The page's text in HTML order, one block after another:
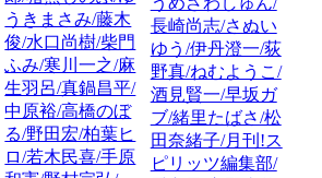
うきまさみ/藤木
俊/水口尚樹/柴門
ふみ/寒川一之/麻
生羽呂/真鍋昌平/
中原裕/高橋のぼ
る/野田宏/柏葉ヒ
ロ/若木民喜/手原
長崎尚志/さぬい
ゆう/伊丹澄一/荻
野真/ねむようこ/
酒見賢一/早坂ガ
ブ/緒里たばさ/松
田奈緒子/月刊!ス
ピリッツ編集部/